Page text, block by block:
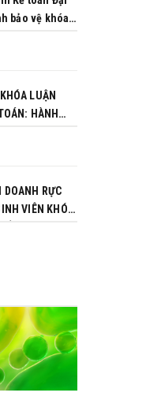
bảo vệ khóa
LUẬN
HÀNH
DOANH RỰC
VIÊN KHÓA